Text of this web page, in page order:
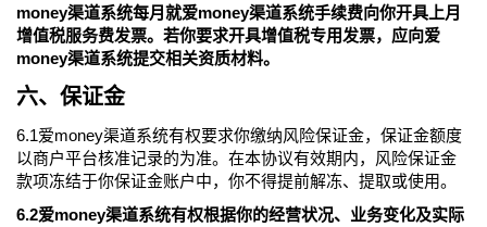
money渠道系统每月就爱money渠道系统手续费向你开具上月
增值税服务费发票。若你要求开具增值税专用发票，应向爱
money渠道系统提交相关资质材料。
六、保证金
6.1爱money渠道系统有权要求你缴纳风险保证金，保证金额度
以商户平台核准记录的为准。在本协议有效期内，风险保证金
款项冻结于你保证金账户中，你不得提前解冻、提取或使用。
6.2爱money渠道系统有权根据你的经营状况、业务变化及实际